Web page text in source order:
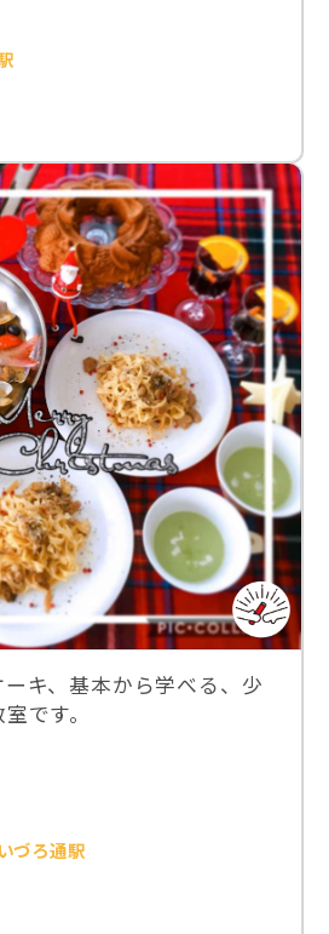
キ、基本から学べる、少
です。
づろ通駅